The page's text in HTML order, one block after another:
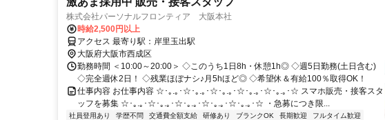
株式会社パーソナルフロンティア 大阪本社
時給2,500円以上
アクセス 最寄り駅：岸里玉出駅
大阪府大阪市西成区
勤務時間 ＜10:00～20:00＞ ◇このうち1日8h・休憩1h◎ ◇週5日勤務(土日含む)
◇完全週休2日！ ◇残業ほぼナシ♪月5hほど◎ ◇希望休＆有給100％取得OK！
仕事内容 お仕事内容 ☆･｡.｡･☆･｡.｡･☆･｡.｡･☆･｡.｡･☆･｡.｡･☆ スマホ販売・接客スタ
ッフを募集 ☆･｡.｡･☆･｡.｡･☆･｡.｡･☆･｡.｡･☆･｡.｡･☆ ・急募につき限...
社員登用あり 学歴不問 交通費全額支給 研修あり ブランクOK 長期歓迎
フルタイム歓迎